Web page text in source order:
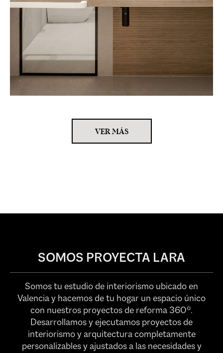
VER MÁS
SOMOS PROYECTA LARA
Somos tu estudio de interiorismo ubicado en
Valencia y hacemos de tu hogar un espacio único
con nuestros proyectos de reforma 360º.
Desarrollamos y ejecutamos proyectos de
interiorismo y arquitectura completamente
personalizables y ajustados a las necesidades y